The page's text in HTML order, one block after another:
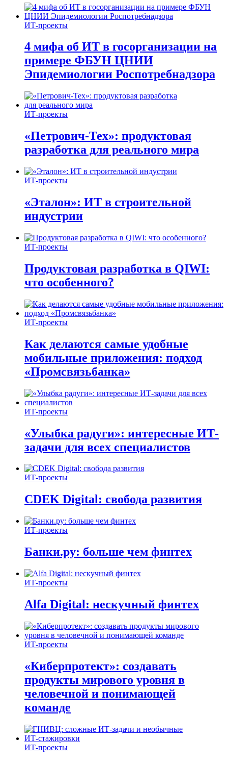
ИТ-проекты
4 мифа об ИТ в госорганизации на
примере ФБУН ЦНИИ
Эпидемиологии Роспотребнадзора
ИТ-проекты
«Петрович-Тех»: продуктовая
разработка для реального мира
ИТ-проекты
«Эталон»: ИТ в строительной
индустрии
ИТ-проекты
Продуктовая разработка в QIWI:
что особенного?
ИТ-проекты
Как делаются самые удобные
мобильные приложения: подход
«Промсвязьбанка»
ИТ-проекты
«Улыбка радуги»: интересные ИТ-
задачи для всех специалистов
ИТ-проекты
CDEK Digital: свобода развития
ИТ-проекты
Банки.ру: больше чем финтех
ИТ-проекты
Alfa Digital: нескучный финтех
ИТ-проекты
«Киберпротект»: создавать
продукты мирового уровня в
человечной и понимающей
команде
ИТ-проекты